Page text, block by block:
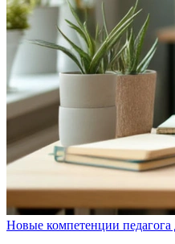
Новые компетенции педагога